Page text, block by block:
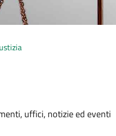
uffici, notizie ed eventi